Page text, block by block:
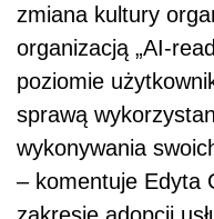
zmiana kultury
organizacją „AI-
poziomie
sprawą
wykonywania
– komentuje Edyta